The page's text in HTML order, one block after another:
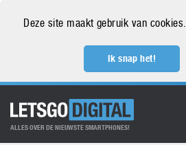
Deze site maakt gebruik van cookies.
Ik snap het!
ALLES OVER DE NIEUWSTE SMARTPHONES!